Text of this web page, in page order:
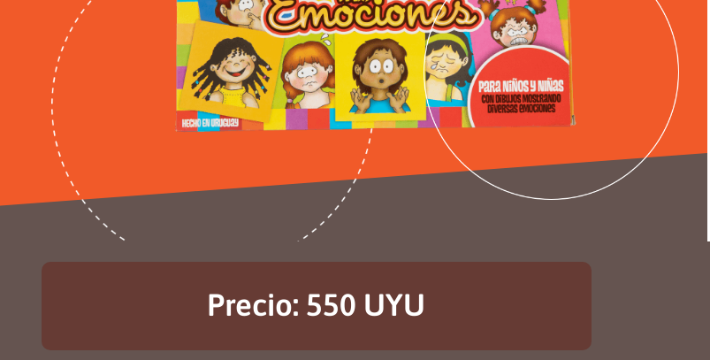
Precio: 550 UYU